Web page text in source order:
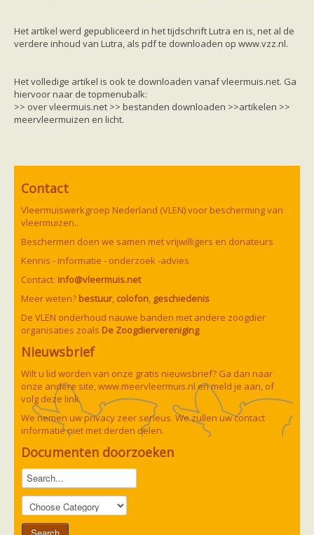
Het artikel werd gepubliceerd in het tijdschrift Lutra en is, net al de
verdere inhoud van Lutra, als pdf te downloaden op www.vzz.nl.
Het volledige artikel is ook te downloaden vanaf vleermuis.net. Ga
hiervoor naar de topmenubalk:
>> over vleermuis.net >> bestanden downloaden >>artikelen >>
meervleermuizen en licht.
Contact
Vleermuiswerkgroep Nederland (VLEN) voor bescherming van
vleermuizen..
Beschermen doen we samen met vrijwilligers en donateurs
Kennis - informatie - onderzoek -advies
Contact: info@vleermuis.net
Meer weten? bestuur, colofon geschiedenis
De VLEN onderhoud nauwe banden met andere zoogdier
organisaties zoals De Zoogdiervereniging
Nieuwsbrief
Wilt u lid worden van onze gratis nieuwsbrief? Ga dan naar
onze andere site, www.meervleermuis.nlen meld je aan, of
volg deze link
We nemen uw privacy zeer serieus. We zullen uw contact
informatie niet met derden delen.
Documenten doorzoeken